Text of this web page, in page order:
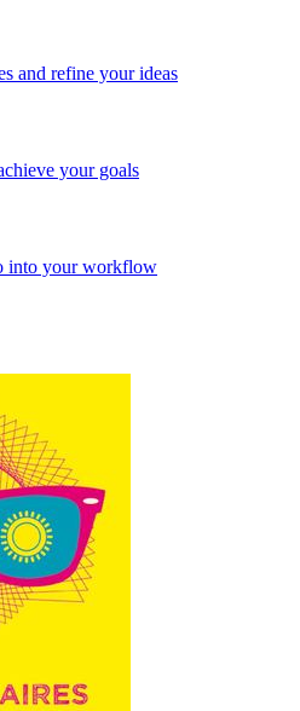
and refine your ideas
your goals
into your workflow